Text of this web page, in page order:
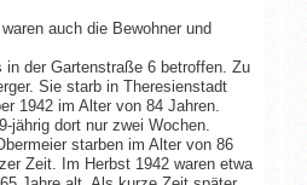
auch die Bewohner und
der Gartenstraße 6 betroffen. Zu
Sie starb in Theresienstadt
1942 im Alter von 84 Jahren.
jährig dort nur zwei Wochen.
starben im Alter von 86
Zeit. Im Herbst 1942 waren etwa